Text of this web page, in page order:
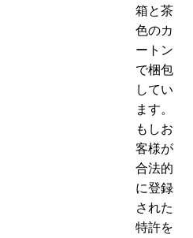
箱と茶
色のカ
ートン
で梱包
してい
ます。
もしお
客様が
合法的
に登録
された
特許を